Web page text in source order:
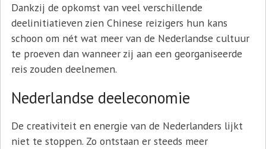
Dankzij de opkomst van veel verschillende
deelinitiatieven zien Chinese reizigers hun kans
schoon om nét wat meer van de Nederlandse cultuur
te proeven dan wanneer zij aan een georganiseerde
reis zouden deelnemen.
Nederlandse deeleconomie
De creativiteit en energie van de Nederlanders lijkt
niet te stoppen. Zo ontstaan er steeds meer